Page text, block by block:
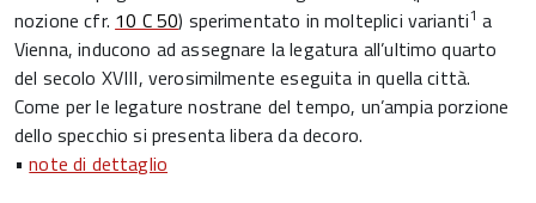
nozione cfr. 10 C 50) sperimentato in molteplici varianti1 a
Vienna, inducono ad assegnare la legatura all’ultimo quarto
del secolo XVIII, verosimilmente eseguita in quella città.
Come per le legature nostrane del tempo, un’ampia porzione
dello specchio si presenta libera da decoro.
•note di dettaglio